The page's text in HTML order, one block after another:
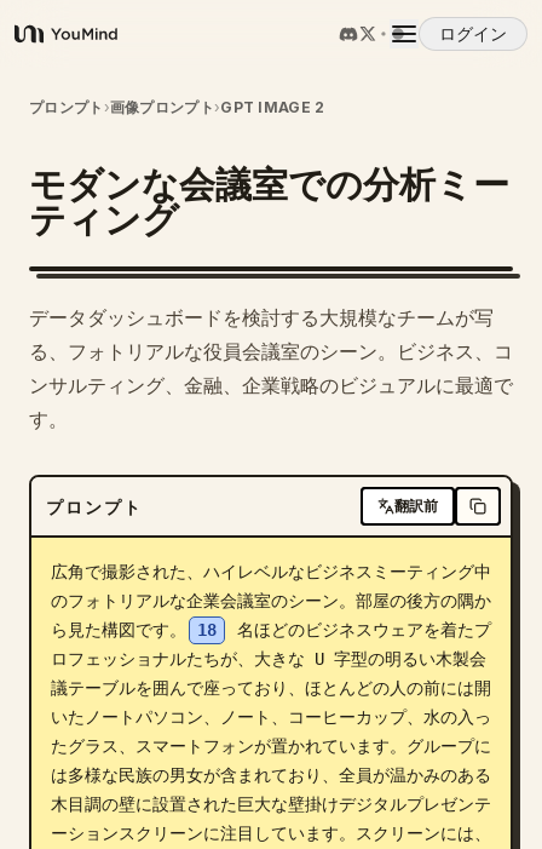
YouMind
ログイン
概要
ユースケース
スキル
プロンプト
料金
ダウンロード
ブログ
更新情報
プロンプト ›画像プロンプト ›GPT IMAGE 2
モダンな会議室での分析ミー
ティング
データダッシュボードを検討する大規模なチームが写
る、フォトリアルな役員会議室のシーン。ビジネス、コ
ンサルティング、金融、企業戦略のビジュアルに最適で
す。
プロンプト 翻訳前
広角で撮影された、ハイレベルなビジネスミーティング中
のフォトリアルな企業会議室のシーン。部屋の後方の隅か
ら見た構図です。
18
名ほどのビジネスウェアを着たプ
ロフェッショナルたちが、大きな U 字型の明るい木製会
議テーブルを囲んで座っており、ほとんどの人の前には開
いたノートパソコン、ノート、コーヒーカップ、水の入っ
たグラス、スマートフォンが置かれています。グループに
は多様な民族の男女が含まれており、全員が温かみのある
木目調の壁に設置された巨大な壁掛けデジタルプレゼンテ
ーションスクリーンに注目しています。スクリーンには、